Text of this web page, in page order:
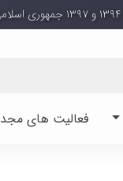
فعالیت های مجد